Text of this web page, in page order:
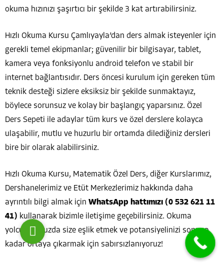
okuma hızınızı şaşırtıcı bir şekilde 3 kat artırabilirsiniz.
Hızlı Okuma Kursu Çamlıyayla’dan ders almak isteyenler için
gerekli temel ekipmanlar; güvenilir bir bilgisayar, tablet,
kamera veya fonksiyonlu android telefon ve stabil bir
internet bağlantısıdır. Ders öncesi kurulum için gereken tüm
teknik desteği sizlere eksiksiz bir şekilde sunmaktayız,
böylece sorunsuz ve kolay bir başlangıç yaparsınız. Özel
Ders Sepeti ile adaylar tüm kurs ve özel derslere kolayca
ulaşabilir, mutlu ve huzurlu bir ortamda dilediğiniz dersleri
bire bir olarak alabilirsiniz.
Hızlı Okuma Kursu, Matematik Özel Ders, diğer Kurslarımız,
Dershanelerimiz ve Etüt Merkezlerimiz hakkında daha
ayrıntılı bilgi almak için WhatsApp hattımızı (0 532 621 11
41) kullanarak bizimle iletişime geçebilirsiniz. Okuma
yolculuğunuzda size eşlik etmek ve potansiyelinizi sonuna
kadar ortaya çıkarmak için sabırsızlanıyoruz!
Özel Ders Sepeti
Cevap Yaz